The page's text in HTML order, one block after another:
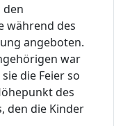
den
während des
angeboten.
war
die Feier so
des
den die Kinder